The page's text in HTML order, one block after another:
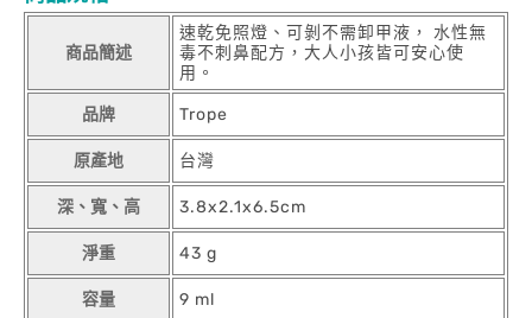
商品簡述
速乾免照燈、可剝不需卸甲液， 水性無
毒不刺鼻配方，大人小孩皆可安心使
用。
品牌 Trope
原產地 台灣
深、寬、高 3.8x2.1x6.5cm
淨重 43 g
容量 9 ml